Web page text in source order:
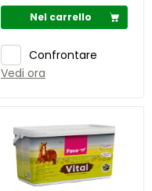
Nel carrello
Confrontare
Vedi ora